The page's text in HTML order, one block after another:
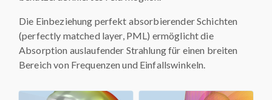
Die Einbeziehung perfekt absorbierender Schichten
(perfectly matched layer, PML) ermöglicht die
Absorption auslaufender Strahlung für einen breiten
Bereich von Frequenzen und Einfallswinkeln.